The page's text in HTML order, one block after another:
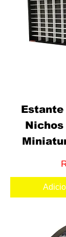
Nichos